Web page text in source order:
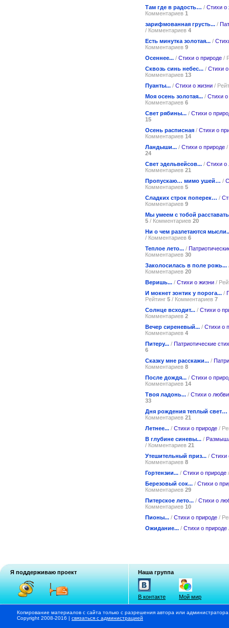
Там где в радость… / Стихи о
Комментариев 1
зарифмованная грусть... /
/ Комментариев 4
Есть минутка золотая... /
Комментариев 9
Осеннее... / Стихи о природе /
Сквозь синь небес... / Стихи
Комментариев 13
Пуанты... / Стихи о жизни /
Моя осень золотая... / Стихи о
Комментариев 6
Свет рябины... / Стихи о
15
Осень расписная / Стихи о
Комментариев 14
Ландыши... / Стихи о природе /
24
Свет эдельвейсов... / Стихи о
Комментариев 21
Пропускаю… мимо ушей… /
Комментариев 5
Сладких строк поперек… /
Комментариев 9
Мы умеем с тобой
5 / Комментариев 20
Ни о чем разлетаются
/ Комментариев 6
Теплое лето... /
Комментариев 30
Заколосилась в поле рожь...
Комментариев 20
Веришь... / Стихи о жизни /
И мокнет зонтик у порога... /
Рейтинг 5 / Комментариев 7
Солнце всходит... / Стихи о
Комментариев 2
Вечер сиреневый... / Стихи о
Комментариев 4
Питеру... / Патриотические
6
Сказку мне расскажи... /
Комментариев 8
После дождя... / Стихи о
Комментариев 14
Твоя ладонь... / Стихи о любви
33
Дня рождения теплый свет…
Комментариев 21
Летнее... / Стихи о природе /
В глубине синевы... /
/ Комментариев 21
Утешительный приз... / Стихи
Комментариев 8
Гортензии... / Стихи о природе
Березовый сок... / Стихи о
Комментариев 29
Питерское лето... / Стихи о
Комментариев 10
Пионы... / Стихи о природе /
Ожидание... / Стихи о природе
Я поддерживаю проект Наша группа
В контакте Мой мир
Копирование материалов с сайта только с разрешения автора или
Copyright 2008-2016 | связаться с администрацией